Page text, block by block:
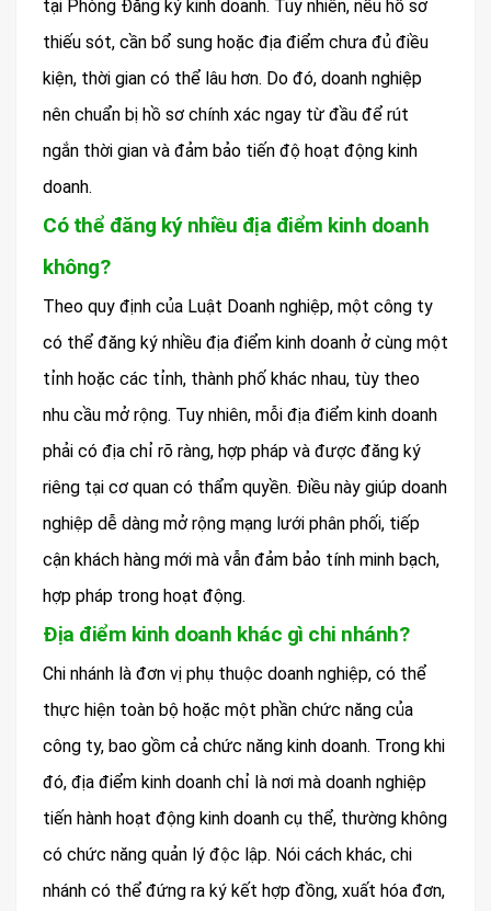
tại Phòng Đăng ký kinh doanh. Tuy nhiên, nếu hồ sơ
thiếu sót, cần bổ sung hoặc địa điểm chưa đủ điều
kiện, thời gian có thể lâu hơn. Do đó, doanh nghiệp
nên chuẩn bị hồ sơ chính xác ngay từ đầu để rút
ngắn thời gian và đảm bảo tiến độ hoạt động kinh
doanh.
Có thể đăng ký nhiều địa điểm kinh doanh
không?
Theo quy định của Luật Doanh nghiệp, một công ty
có thể đăng ký nhiều địa điểm kinh doanh ở cùng một
tỉnh hoặc các tỉnh, thành phố khác nhau, tùy theo
nhu cầu mở rộng. Tuy nhiên, mỗi địa điểm kinh doanh
phải có địa chỉ rõ ràng, hợp pháp và được đăng ký
riêng tại cơ quan có thẩm quyền. Điều này giúp doanh
nghiệp dễ dàng mở rộng mạng lưới phân phối, tiếp
cận khách hàng mới mà vẫn đảm bảo tính minh bạch,
hợp pháp trong hoạt động.
Địa điểm kinh doanh khác gì chi nhánh?
Chi nhánh là đơn vị phụ thuộc doanh nghiệp, có thể
thực hiện toàn bộ hoặc một phần chức năng của
công ty, bao gồm cả chức năng kinh doanh. Trong khi
đó, địa điểm kinh doanh chỉ là nơi mà doanh nghiệp
tiến hành hoạt động kinh doanh cụ thể, thường không
có chức năng quản lý độc lập. Nói cách khác, chi
nhánh có thể đứng ra ký kết hợp đồng, xuất hóa đơn,